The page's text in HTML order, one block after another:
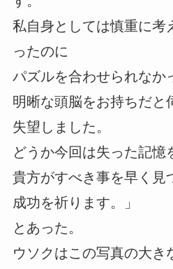
私自身としては慎重に考
ったのに
パズルを合わせられなか
明晰な頭脳をお持ちだと
失望しました。
どうか今回は失った記憶
貴方がすべき事を早く見
成功を祈ります。」
とあった。
ウソクはこの写真の大き